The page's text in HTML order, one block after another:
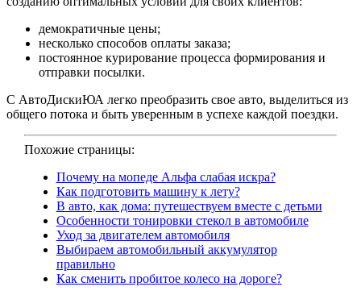
демократичные цены;
несколько способов оплаты заказа;
постоянное курирование процесса формирования и
отправки посылки.
С АвтоДискиЮА легко преобразить свое авто, выделиться из
общего потока и быть уверенным в успехе каждой поездки.
Похожие страницы:
Почему на мопеде Альфа слабая искра?
Как подготовить машину к лету?
В авто, как дома: путешествуем вместе с детьми
Особенности тонировки стекол в автомобиле
Уход за двигателем автомобиля
Выбираем автомобильный аккумулятор
правильно
Как сменить пробитое колесо на дороге?